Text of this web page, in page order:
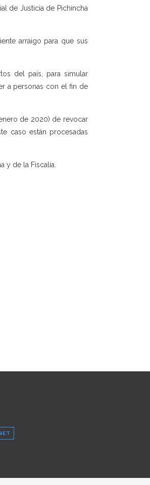
de Justicia de Pichincha
arraigo para que sus
del país, para simular
a personas con el fin de
de 2020) de revocar
caso están procesadas
y de la Fiscalía.